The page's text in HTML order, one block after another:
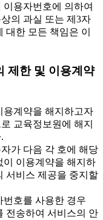
용자번호에 의하여
의 과실 또는 제3자
대한 모든 책임은 이
제한 및 이용계약
계약을 해지하고자
교육정보원에 해지
가 다음 각 호에 해당
이 이용계약을 해지하
서비스 제공을 중지할
번호를 사용한 경우
전송하여 서비스의 안